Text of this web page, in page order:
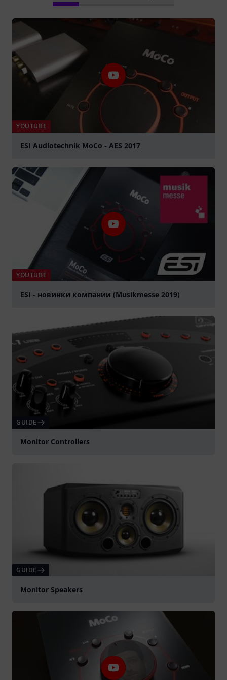
YOUTUBE
ESI Audiotechnik MoCo - AES 2017
YOUTUBE
ESI - новинки компании (Musikmesse 2019)
GUIDE
Monitor Controllers
GUIDE
Monitor Speakers